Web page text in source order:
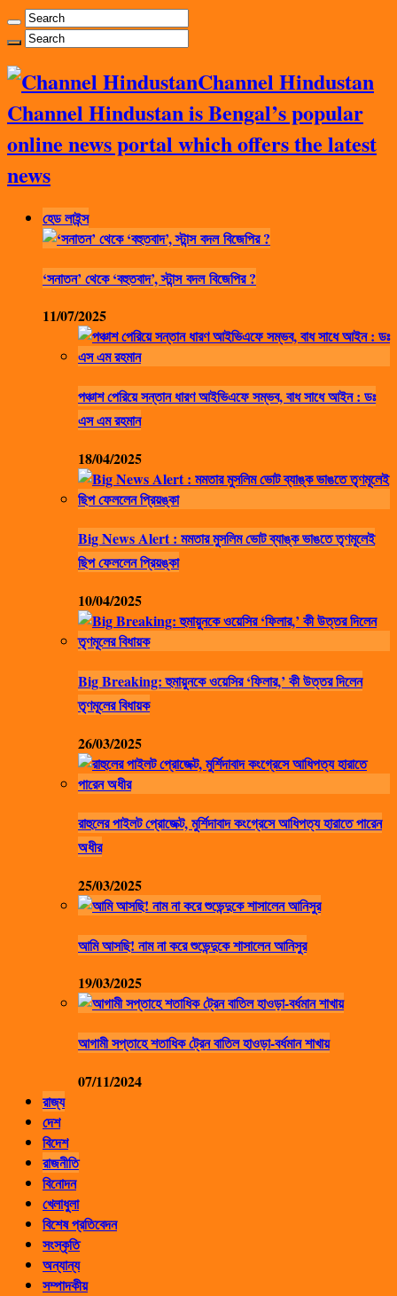
Channel Hindustan
Channel Hindustan is Bengal’s popular
online news portal which offers the latest
news
হেড লাইন্স
‘সনাতন’ থেকে ‘বহুতবাদ’, স্টান্স বদল বিজেপির ?
11/07/2025
পঞ্চাশ পেরিয়ে সন্তান ধারণ আইভিএফে সম্ভব, বাধ সাধে আইন : ডঃ
এস এম রহমান
18/04/2025
Big News Alert : মমতার মুসলিম ভোট ব্যাঙ্ক ভাঙতে তৃণমূলেই
ছিপ ফেললেন প্রিয়ঙ্কা
10/04/2025
Big Breaking: হুমায়ুনকে ওয়েসির ‘ফিলার,’ কী উত্তর দিলেন
তৃণমূলের বিধায়ক
26/03/2025
রাহুলের পাইলট প্রোজেক্ট, মুর্শিদাবাদ কংগ্রেসে আধিপত্য হারাতে পারেন
অধীর
25/03/2025
আমি আসছি! নাম না করে শুভেন্দুকে শাসালেন আনিসুর
19/03/2025
আগামী সপ্তাহে শতাধিক ট্রেন বাতিল হাওড়া-বর্ধমান শাখায়
07/11/2024
রাজ্য
দেশ
বিদেশ
রাজনীতি
বিনোদন
খেলাধুলা
বিশেষ প্রতিবেদন
সংস্কৃতি
অন্যান্য
সম্পাদকীয়